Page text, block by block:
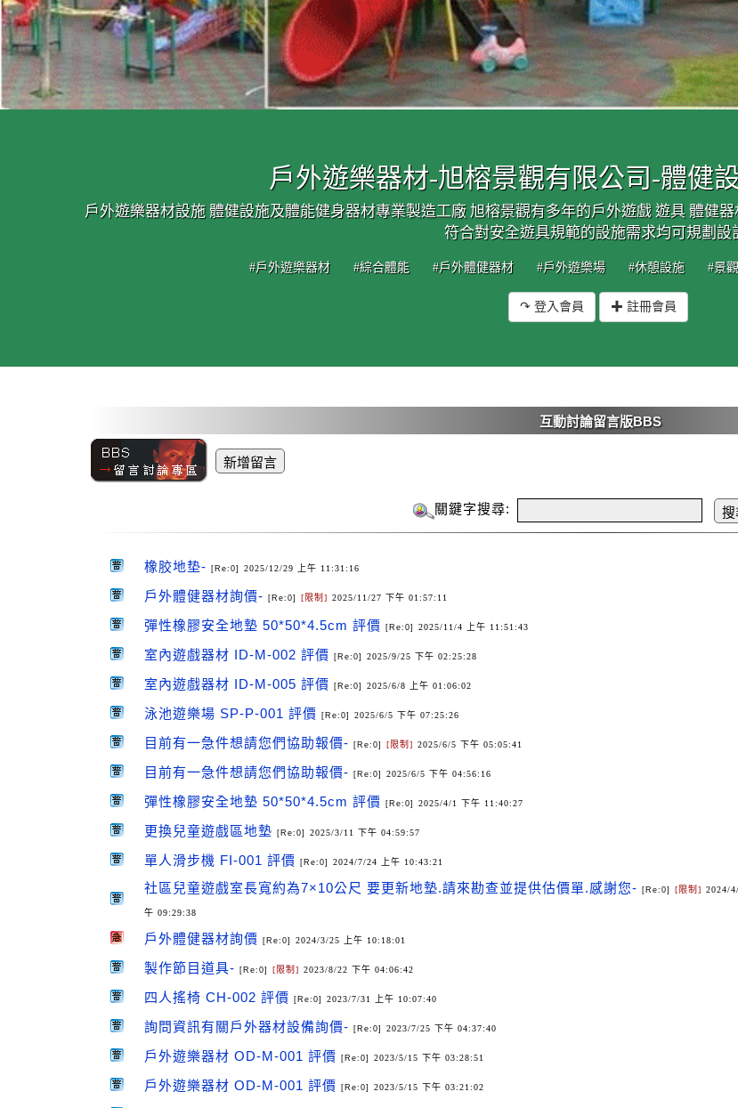
戶外遊樂器材-旭榕景觀有限公司-體健
戶外遊樂器材設施 體健設施及體能健身器材專業製造工廠 旭榕景觀有多年的戶外遊戲 遊具 體健
符合對安全遊具規範的設施需求均可規劃設
#戶外遊樂器材 #綜合體能 #戶外體健器材 #戶外遊樂場 #休憩設施 #景
↷ 登入會員 ✚ 註冊會員